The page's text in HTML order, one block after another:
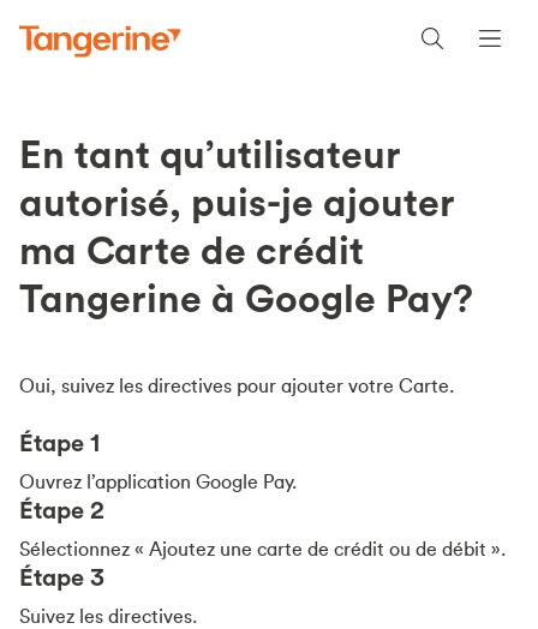
En tant qu’utilisateur
autorisé, puis-je ajouter
ma Carte de crédit
Tangerine à Google Pay?
Oui, suivez les directives pour ajouter votre Carte.
Étape 1
Ouvrez l’application Google Pay.
Étape 2
Sélectionnez « Ajoutez une carte de crédit ou de débit ».
Étape 3
Suivez les directives.